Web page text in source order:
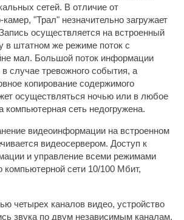
сетей. В отличие от
"Трал" незначительно загружает
осуществляется на встроенный
в штатном же режиме поток с
мал. Большой поток информации
в случае тревожного события, а
копирование содержимого
осуществляться ночью или в любое
компьютерная сеть недогружена.
видеоинформации на встроенном
видеосервером. Доступ к
и управление всеми режимами
компьютерной сети 10/100 Мбит,
четырех каналов видео, устройство
звука по двум независимым каналам,